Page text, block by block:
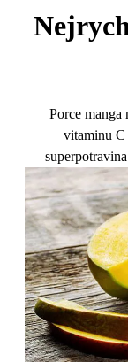
Porce manga
vitaminu C